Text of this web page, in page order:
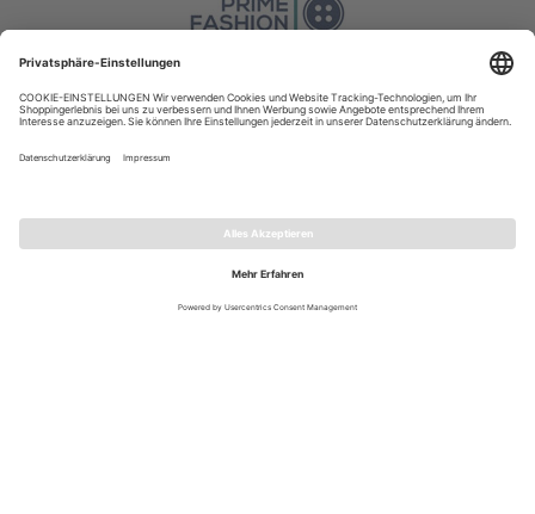
VERSAND
WIDERRUF
VERTRAG WIDERRUFEN